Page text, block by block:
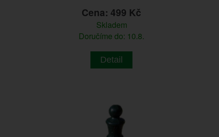
Cena: 499 Kč
Skladem
Doručíme do: 10.8.
Detail